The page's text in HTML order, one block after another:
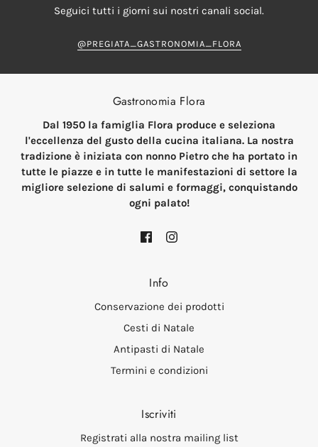
Seguici tutti i giorni sui nostri canali social.
@PREGIATA_GASTRONOMIA_FLORA
Gastronomia Flora
Dal 1950 la famiglia Flora produce e seleziona
l'eccellenza del gusto della cucina italiana. La nostra
tradizione è iniziata con nonno Pietro che ha portato in
tutte le piazze e in tutte le manifestazioni di settore la
migliore selezione di salumi e formaggi, conquistando
ogni palato!
Info
Conservazione dei prodotti
Cesti di Natale
Antipasti di Natale
Termini e condizioni
Iscriviti
Registrati alla nostra mailing list